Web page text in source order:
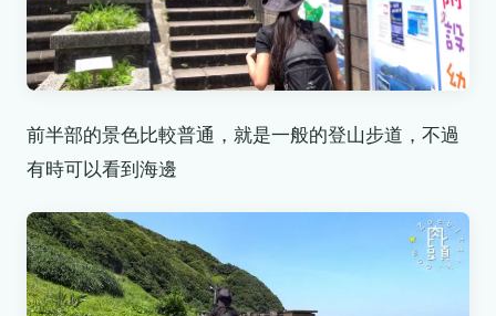
前半部的景色比較普通，就是一般的登山步道，不過
有時可以看到海邊